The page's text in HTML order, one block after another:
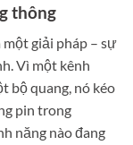
thông
giải pháp – sự
Vì một kênh
bộ quang, nó kéo
pin trong
năng nào đang